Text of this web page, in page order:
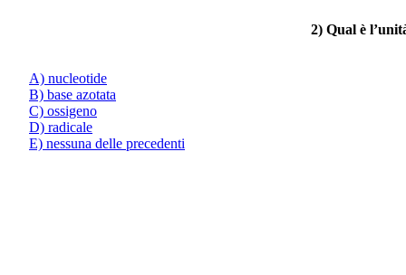
2) Qual è
A) nucleotide
B) base azotata
C) ossigeno
D) radicale
E) nessuna delle precedenti